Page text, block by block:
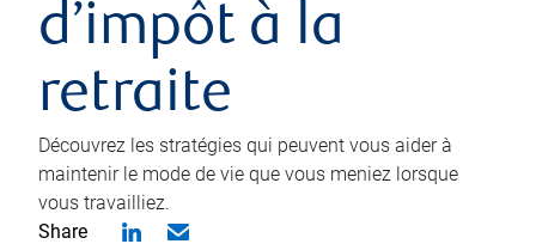
d’impôt à la
retraite
Découvrez les stratégies qui peuvent vous aider à
maintenir le mode de vie que vous meniez lorsque
vous travailliez.
Share